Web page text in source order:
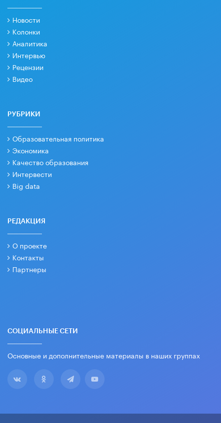
Новости
Колонки
Аналитика
Интервью
Рецензии
Видео
РУБРИКИ
Образовательная политика
Экономика
Качество образования
Интервести
Big data
РЕДАКЦИЯ
О проекте
Контакты
Партнеры
СОЦИАЛЬНЫЕ СЕТИ
Основные и дополнительные материалы в наших группах